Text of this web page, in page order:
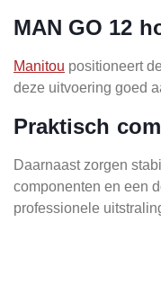
MAN GO 12
Manitou positioneert
deze uitvoering goed
Praktisch
Daarnaast zorgen
componenten en een
professionele